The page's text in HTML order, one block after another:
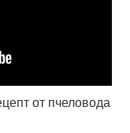
от пчеловода